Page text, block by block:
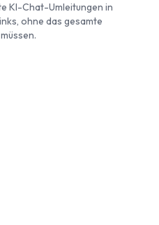
KI-Chat-Umleitungen in
ohne das gesamte